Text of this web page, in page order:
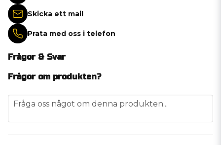
Skicka ett mail
Prata med oss i telefon
Frågor & Svar
Frågor om produkten?
question
Fråga oss något om denna produkten...